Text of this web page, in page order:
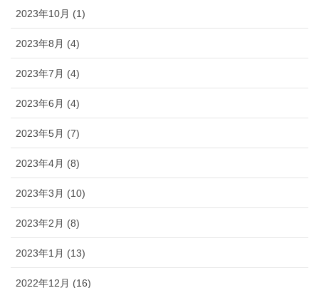
2023年10月 (1)
2023年8月 (4)
2023年7月 (4)
2023年6月 (4)
2023年5月 (7)
2023年4月 (8)
2023年3月 (10)
2023年2月 (8)
2023年1月 (13)
2022年12月 (16)